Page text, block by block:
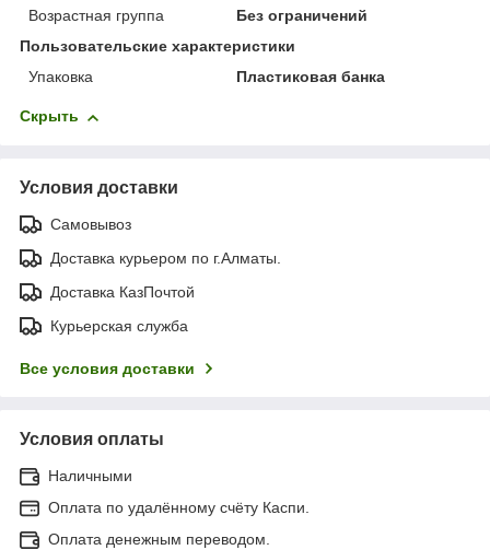
Возрастная группа
Без ограничений
Пользовательские характеристики
Упаковка
Пластиковая банка
Скрыть
Условия доставки
Самовывоз
Доставка курьером по г.Алматы.
Доставка КазПочтой
Курьерская служба
Все условия доставки
Условия оплаты
Наличными
Оплата по удалённому счёту Каспи.
Оплата денежным переводом.